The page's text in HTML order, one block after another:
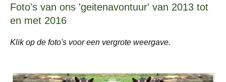
Foto's van ons 'geitenavontuur' van 2013 tot
en met 2016
Klik op de foto's voor een vergrote weergave.